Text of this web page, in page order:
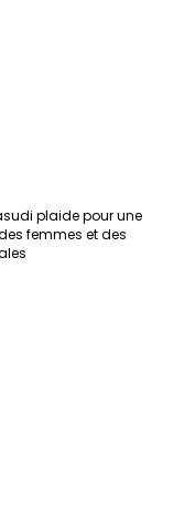
plaide pour une
femmes et des